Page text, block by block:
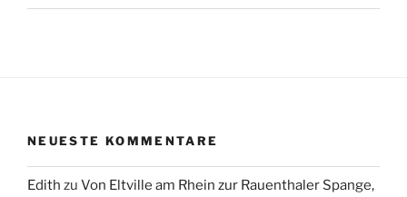
NEUESTE KOMMENTARE
Edith zu Von Eltville am Rhein zur Rauenthaler Spange,